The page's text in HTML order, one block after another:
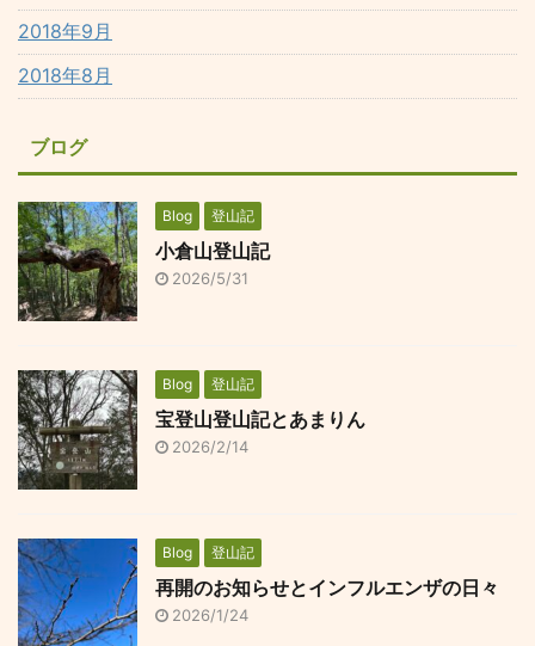
2018年9月
2018年8月
ブログ
Blog 登山記
小倉山登山記
2026/5/31
Blog 登山記
宝登山登山記とあまりん
2026/2/14
Blog 登山記
再開のお知らせとインフルエンザの日々
2026/1/24